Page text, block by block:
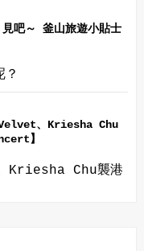
吧～ 釜山旅遊小貼士
？
Velvet、Kriesha Chu
】
Kriesha Chu襲港